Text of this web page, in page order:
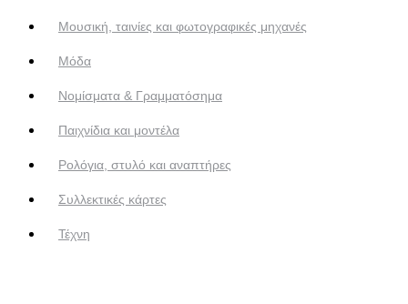
Μουσική, ταινίες και φωτογραφικές μηχανές
Μόδα
Νομίσματα & Γραμματόσημα
Παιχνίδια και μοντέλα
Ρολόγια, στυλό και αναπτήρες
Συλλεκτικές κάρτες
Τέχνη